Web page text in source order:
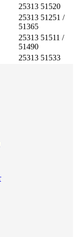
25313 51520
25313 51251 /
51365
25313 51511 /
51490
25313 51533